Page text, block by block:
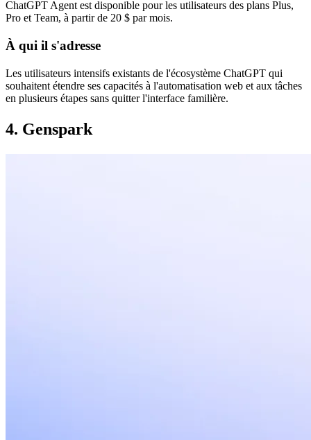
ChatGPT Agent est disponible pour les utilisateurs des plans Plus,
Pro et Team, à partir de 20 $ par mois.
À qui il s'adresse
Les utilisateurs intensifs existants de l'écosystème ChatGPT qui
souhaitent étendre ses capacités à l'automatisation web et aux tâches
en plusieurs étapes sans quitter l'interface familière.
4. Genspark